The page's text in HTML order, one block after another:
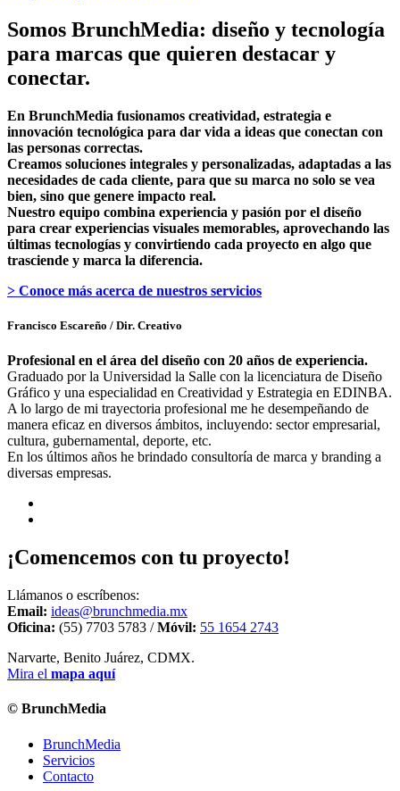
Somos BrunchMedia: diseño y tecnología
para marcas que quieren destacar y
conectar.
En BrunchMedia fusionamos creatividad, estrategia e
innovación tecnológica para dar vida a ideas que conectan con
las personas correctas.
Creamos soluciones integrales y personalizadas, adaptadas a las
necesidades de cada cliente, para que su marca no solo se vea
bien, sino que genere impacto real.
Nuestro equipo combina experiencia y pasión por el diseño
para crear experiencias visuales memorables, aprovechando las
últimas tecnologías y convirtiendo cada proyecto en algo que
trasciende y marca la diferencia.
> Conoce más acerca de nuestros servicios
Francisco Escareño / Dir. Creativo
Profesional en el área del diseño con 20 años de experiencia.
Graduado por la Universidad la Salle con la licenciatura de Diseño
Gráfico y una especialidad en Creatividad y Estrategia en EDINBA.
A lo largo de mi trayectoria profesional me he desempeñando de
manera eficaz en diversos ámbitos, incluyendo: sector empresarial,
cultura, gubernamental, deporte, etc.
En los últimos años he brindado consultoría de marca y branding a
diversas empresas.
¡Comencemos con tu proyecto!
Llámanos o escríbenos:
Email: ideas@brunchmedia.mx
Oficina: (55) 7703 5783 /Móvil: 55 1654 2743
Narvarte, Benito Juárez, CDMX.
Mira el mapa aquí
© BrunchMedia
BrunchMedia
Servicios
Contacto